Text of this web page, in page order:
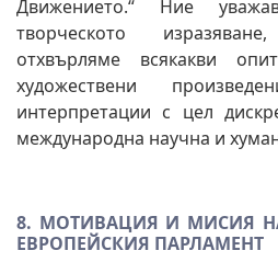
Движението.“ Ние
творческото
отхвърляме всякакви
художествени
интерпретации с цел
международна научна и
8. МОТИВАЦИЯ И МИСИЯ
ЕВРОПЕЙСКИЯ ПАРЛАМЕНТ